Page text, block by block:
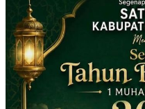
7 Agustus 2026
Sebar Konten
Ditangkap Polda